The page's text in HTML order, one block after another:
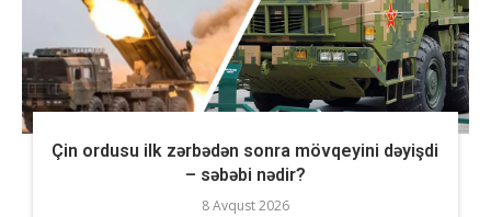
Çin ordusu ilk zərbədən sonra mövqeyini dəyişdi
– səbəbi nədir?
8 Avqust 2026